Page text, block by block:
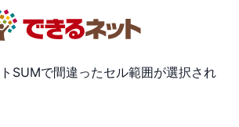
SUMで間違ったセル範囲が選択され